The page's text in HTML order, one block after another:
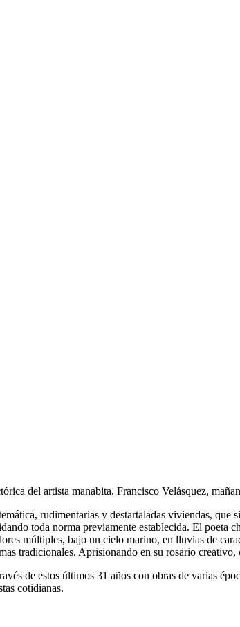
del artista manabita, Francisco Velásquez,
rudimentarias y destartaladas viviendas, que
toda norma previamente establecida. El poeta
múltiples, bajo un cielo marino, en lluvias de
tradicionales. Aprisionando en su rosario creativo,
de estos últimos 31 años con obras de varias
cotidianas.